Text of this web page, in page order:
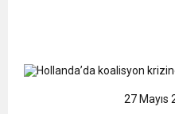
27 Mayıs